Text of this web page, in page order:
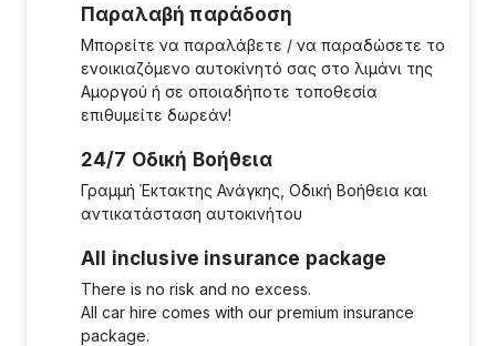
Παραλαβή παράδοση
Μπορείτε να παραλάβετε / να παραδώσετε το
ενοικιαζόμενο αυτοκίνητό σας στο λιμάνι της
Αμοργού ή σε οποιαδήποτε τοποθεσία
επιθυμείτε δωρεάν!
24/7 Οδική Βοήθεια
Γραμμή Έκτακτης Ανάγκης, Οδική Βοήθεια και
αντικατάσταση αυτοκινήτου
All inclusive insurance package
There is no risk and no excess.
All car hire comes with our premium insurance
package.